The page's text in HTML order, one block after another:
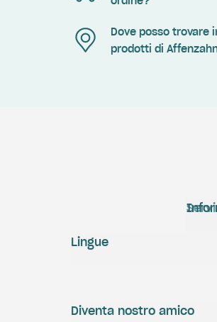
Dove posso trovare
prodotti di
Diventa nostro amico
Lingue